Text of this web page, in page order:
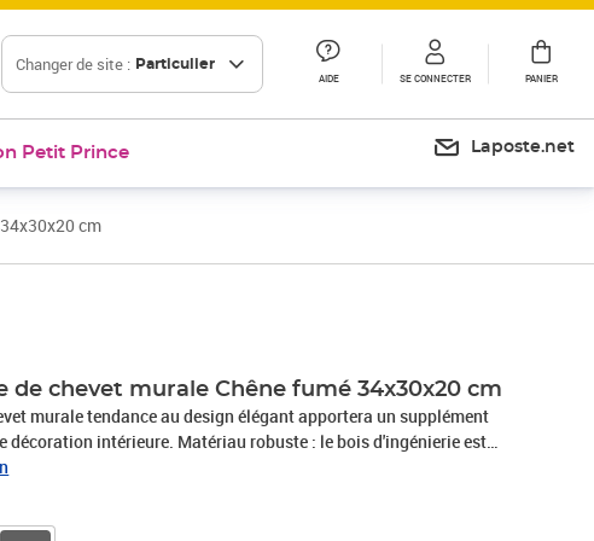
Changer de site : Particulier
AIDE SE CONNECTER PANIER
Petit Prince Laposte.net
cm
de chevet murale Chêne fumé 34x30x20 cm
murale tendance au design élégant apportera un supplément
décoration intérieure. Matériau robuste : le bois d'ingénierie est
avec une surface lisse et présente également résistance,
à l'humidité.Grand espace de rangement : la table de chevet